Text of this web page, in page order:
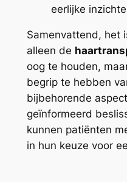
eerlijke
Samenvattend, het
alleen de
oog te houden,
begrip te hebben
bijbehorende
geïnformeerd
kunnen patiënten
in hun keuze voor